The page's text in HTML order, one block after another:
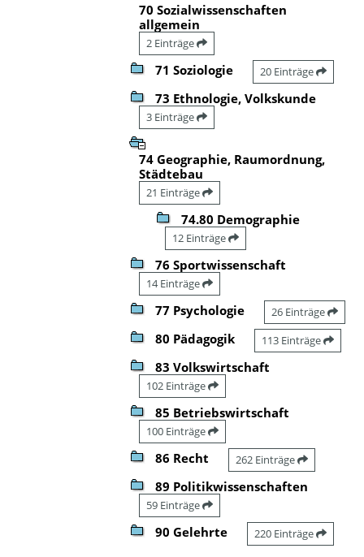
70 Sozialwissenschaften
allgemein
2 Einträge
71 Soziologie 20 Einträge
73 Ethnologie, Volkskunde
3 Einträge
74 Geographie, Raumordnung,
Städtebau
21 Einträge
74.80 Demographie
12 Einträge
76 Sportwissenschaft
14 Einträge
77 Psychologie 26 Einträge
80 Pädagogik 113 Einträge
83 Volkswirtschaft
102 Einträge
85 Betriebswirtschaft
100 Einträge
86 Recht 262 Einträge
89 Politikwissenschaften
59 Einträge
90 Gelehrte 220 Einträge